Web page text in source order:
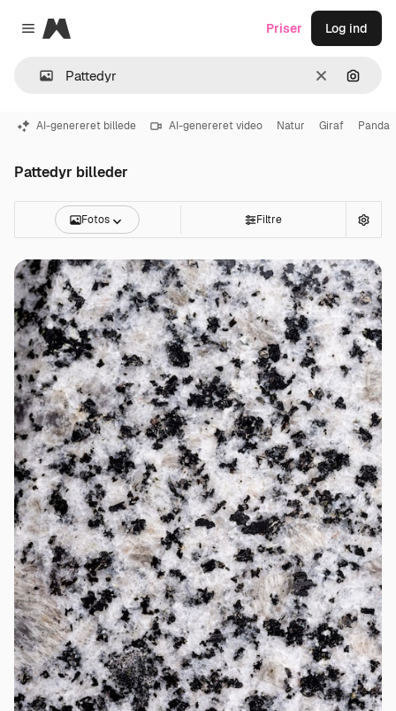
Close menu
Magnific
Klar Søg
Priser Log ind
AI-genereret billede AI-genereret video Natur Giraf Panda
Pattedyr billeder
Fotos Filtre